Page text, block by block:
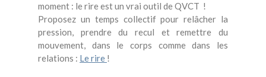
moment : le rire est un vrai outil de QVCT !
Proposez un temps collectif pour relâcher la
pression, prendre du recul et remettre du
mouvement, dans le corps comme dans les
relations : Le rire !